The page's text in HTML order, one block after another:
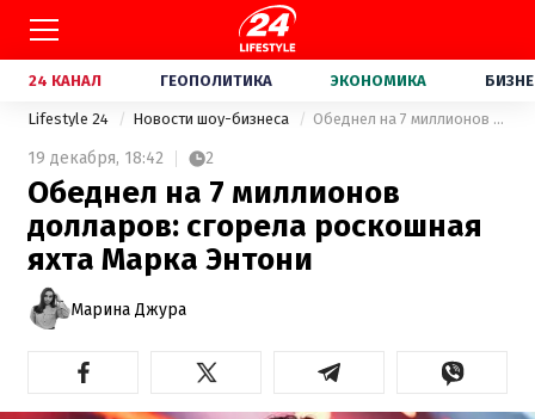
24 КАНАЛ ГЕОПОЛИТИКА ЭКОНОМИКА
Lifestyle 24 Новости шоу-бизнеса Обеднел на 7 миллионов долларов: сгорела роскошная яхта Марка Энтони
19 декабря, 18:42 2
Обеднел на 7 миллионов
долларов: сгорела роскошная
яхта Марка Энтони
Марина Джура